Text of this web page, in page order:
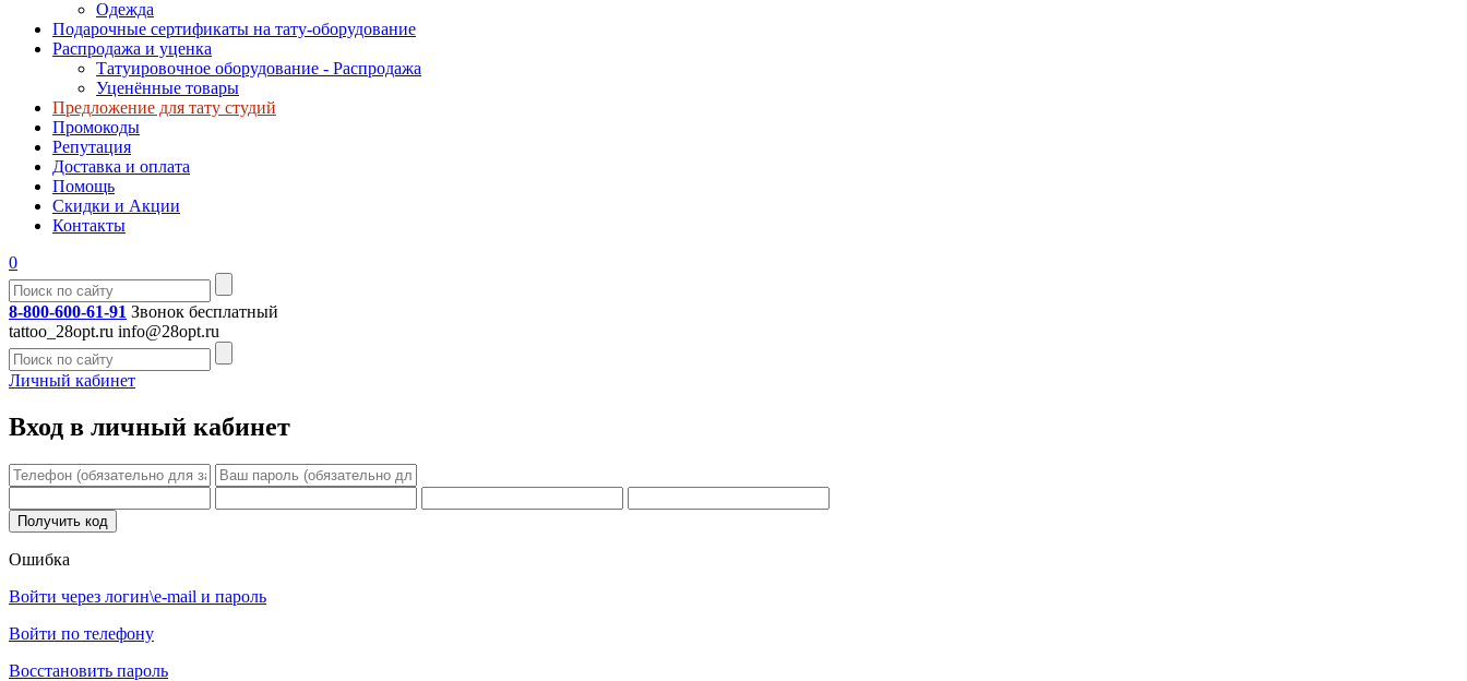
Одежда
Подарочные сертификаты на тату-оборудование
Распродажа и уценка
Татуировочное оборудование - Распродажа
Уценённые товары
Предложение для тату студий
Промокоды
Репутация
Доставка и оплата
Помощь
Скидки и Акции
Контакты
0
8-800-600-61-91 Звонок бесплатный
tattoo_28opt.ru info@28opt.ru
Личный кабинет
Вход в личный кабинет
Ошибка
Войти через логин\e-mail и пароль
Войти по телефону
Восстановить пароль